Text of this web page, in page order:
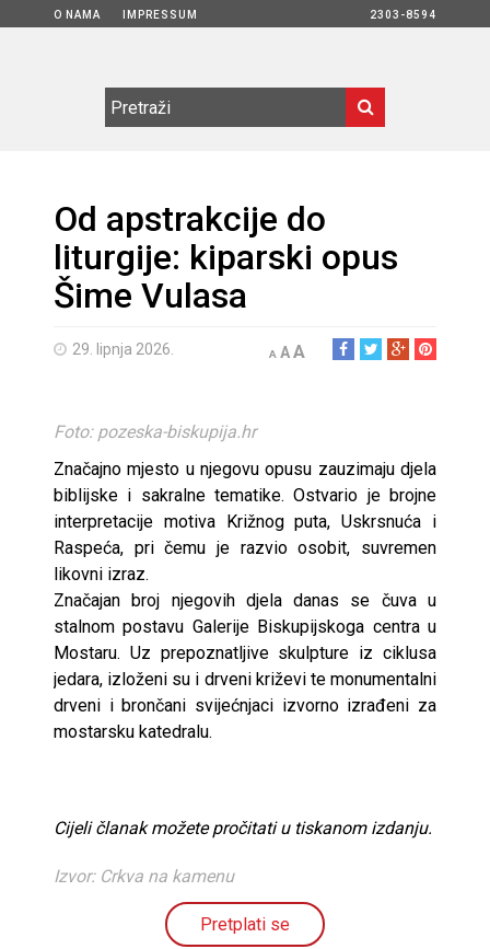
O NAMA IMPRESSUM 2303-8594
Od apstrakcije do
liturgije: kiparski opus
Šime Vulasa
29. lipnja 2026. A AA
Foto: pozeska-biskupija.hr
Značajno mjesto u njegovu opusu zauzimaju djela
biblijske i sakralne tematike. Ostvario je brojne
interpretacije motiva Križnog puta, Uskrsnuća i
Raspeća, pri čemu je razvio osobit, suvremen
likovni izraz.
Značajan broj njegovih djela danas se čuva u
stalnom postavu Galerije Biskupijskoga centra u
Mostaru. Uz prepoznatljive skulpture iz ciklusa
jedara, izloženi su i drveni križevi te monumentalni
drveni i brončani svijećnjaci izvorno izrađeni za
mostarsku katedralu.
Cijeli članak možete pročitati u tiskanom izdanju.
Izvor: Crkva na kamenu
Pretplati se